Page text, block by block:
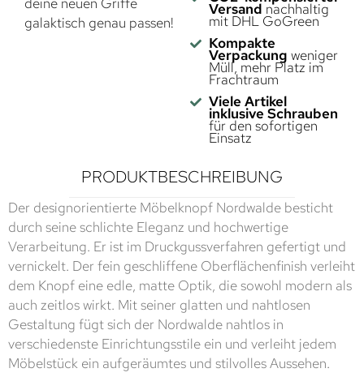
galaktisch genau passen!
Versand nachhaltig
mit DHL GoGreen
Kompakte
Verpackung weniger
Müll, mehr Platz im
Frachtraum
Viele Artikel
inklusive Schrauben
für den sofortigen
Einsatz
PRODUKTBESCHREIBUNG
Der designorientierte Möbelknopf Nordwalde besticht
durch seine schlichte Eleganz und hochwertige
Verarbeitung. Er ist im Druckgussverfahren gefertigt und
vernickelt. Der fein geschliffene Oberflächenfinish verleiht
dem Knopf eine edle, matte Optik, die sowohl modern als
auch zeitlos wirkt. Mit seiner glatten und nahtlosen
Gestaltung fügt sich der Nordwalde nahtlos in
verschiedenste Einrichtungsstile ein und verleiht jedem
Möbelstück ein aufgeräumtes und stilvolles Aussehen.